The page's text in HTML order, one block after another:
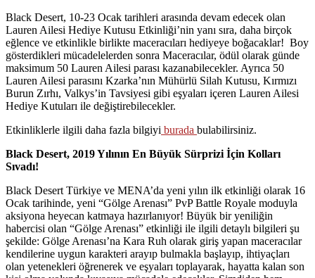
Black Desert, 10-23 Ocak tarihleri arasında devam edecek olan
Lauren Ailesi Hediye Kutusu Etkinliği’nin yanı sıra, daha birçok
eğlence ve etkinlikle birlikte maceracıları hediyeye boğacaklar! Boy
gösterdikleri mücadelelerden sonra Maceracılar, ödül olarak günde
maksimum 50 Lauren Ailesi parası kazanabilecekler. Ayrıca 50
Lauren Ailesi parasını Kzarka’nın Mühürlü Silah Kutusu, Kırmızı
Burun Zırhı, Valkys’in Tavsiyesi gibi eşyaları içeren Lauren Ailesi
Hediye Kutuları ile değiştirebilecekler.
Etkinliklerle ilgili daha fazla bilgiyi burada bulabilirsiniz.
Black Desert, 2019 Yılının En Büyük Sürprizi İçin Kolları
Sıvadı!
Black Desert Türkiye ve MENA’da yeni yılın ilk etkinliği olarak 16
Ocak tarihinde, yeni “Gölge Arenası” PvP Battle Royale moduyla
aksiyona heyecan katmaya hazırlanıyor! Büyük bir yeniliğin
habercisi olan “Gölge Arenası” etkinliği ile ilgili detaylı bilgileri şu
şekilde: Gölge Arenası’na Kara Ruh olarak giriş yapan maceracılar
kendilerine uygun karakteri arayıp bulmakla başlayıp, ihtiyaçları
olan yetenekleri öğrenerek ve eşyaları toplayarak, hayatta kalan son